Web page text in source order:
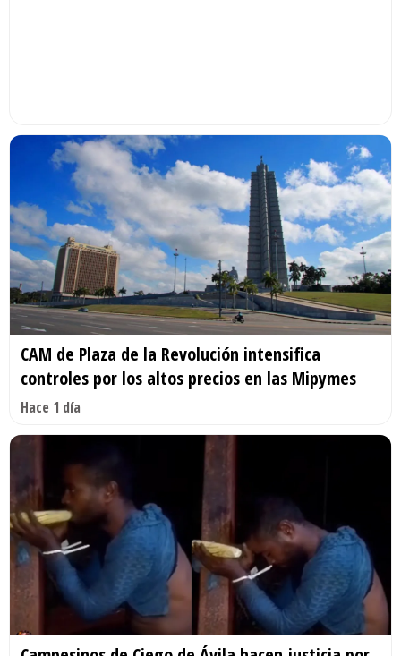
CAM de Plaza de la Revolución intensifica
controles por los altos precios en las Mipymes
Hace 1 día